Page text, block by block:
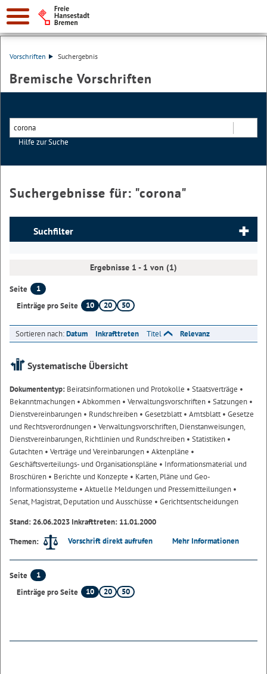
Vorschriften Suchergebnis
Bremische Vorschriften
Hilfe zur Suche
Suchergebnisse für: "corona"
Suchfilter
Ergebnisse 1 - 1 von (1)
Seite
1
Einträge pro Seite
10 20 50
Sortieren nach:Datum Inkrafttreten Titel Relevanz
Systematische Übersicht
Dokumententyp: Beiratsinformationen und Protokolle • Staatsverträge •
Bekanntmachungen • Abkommen • Verwaltungsvorschriften • Satzungen •
Dienstvereinbarungen • Rundschreiben • Gesetzblatt• Amtsblatt• Gesetze
und Rechtsverordnungen • Verwaltungsvorschriften, Dienstanweisungen,
Dienstvereinbarungen, Richtlinien und Rundschreiben • Statistiken •
Gutachten • Verträge und Vereinbarungen • Aktenpläne •
Geschäftsverteilungs- und Organisationspläne • Informationsmaterial und
Broschüren • Berichte und Konzepte • Karten, Pläne und Geo-
Informationssysteme • Aktuelle Meldungen und Pressemitteilungen •
Senat, Magistrat, Deputation und Ausschüsse • Gerichtsentscheidungen
Stand: 26.06.2023 Inkrafttreten: 11.01.2000
Themen:
Vorschrift direkt aufrufen Mehr Informationen
Seite
1
Einträge pro Seite
10 20 50